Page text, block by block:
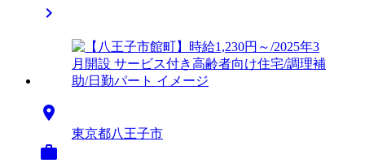


東京都八王子市
